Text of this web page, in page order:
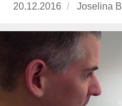
Publicado
20.12.2016
https://
montyn/
Joselina